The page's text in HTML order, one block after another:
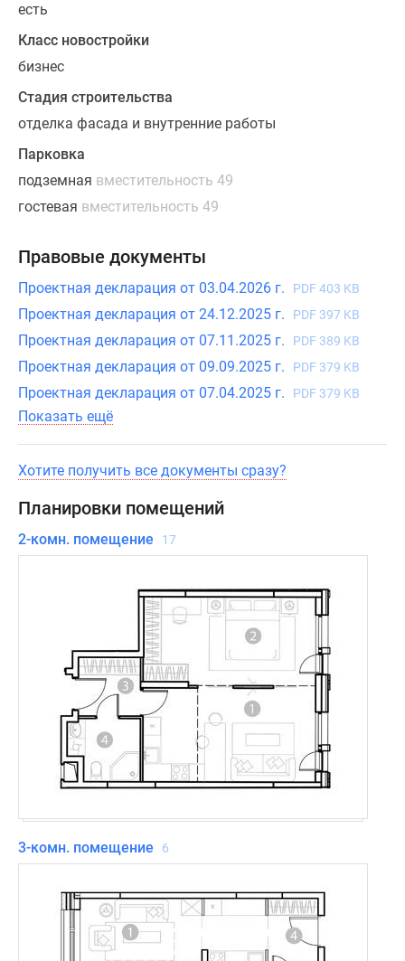
есть
Класс новостройки
бизнес
Стадия строительства
отделка фасада и внутренние работы
Парковка
подземная вместительность 49
гостевая вместительность 49
Правовые документы
Проектная декларация от 03.04.2026 г. PDF 403 KB
Проектная декларация от 24.12.2025 г. PDF 397 KB
Проектная декларация от 07.11.2025 г. PDF 389 KB
Проектная декларация от 09.09.2025 г. PDF 379 KB
Проектная декларация от 07.04.2025 г. PDF 379 KB
Показать ещё
Хотите получить все документы сразу?
Планировки помещений
2-комн. помещение 17
3-комн. помещение 6